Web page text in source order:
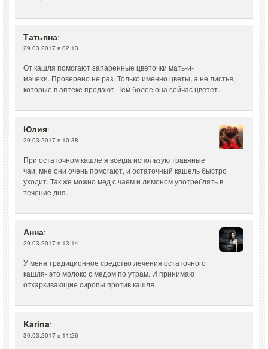
Татьяна:
29.03.2017 в 02:13
От кашля помогают запаренные цветочки мать-и-
мачехи. Проверено не раз. Только именно цветы, а не листья,
которые в аптеке продают. Тем более она сейчас цветет.
Юлия:
29.03.2017 в 10:38
При остаточном кашле я всегда использую травяные
чаи, мне они очень помогают, и остаточный кашель быстро
уходит. Так же можно мед с чаем и лимоном употреблять в
течение дня.
Анна:
29.03.2017 в 13:14
У меня традиционное средство лечения остаточного
кашля- это молоко с медом по утрам. И принимаю
отхаркивающие сиропы против кашля.
Karina:
30.03.2017 в 11:26